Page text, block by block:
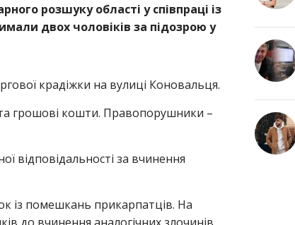
розшуку області у співпраці із
двох чоловіків за підозрою у
крадіжки на вулиці Коновальця.
грошові кошти. Правопорушники –
відповідальності за вчинення
із помешкань прикарпатців. На